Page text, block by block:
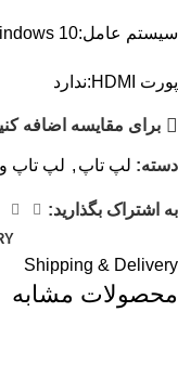
سیستم عامل:Microsoft Windows 10
پورت HDMI:ندارد
برای مقایسه اضافه
دسته: لپ تاپ , لپ تاپ و
به اشتراک بگذارید:
Shipping & Delivery
محصولات مشابه